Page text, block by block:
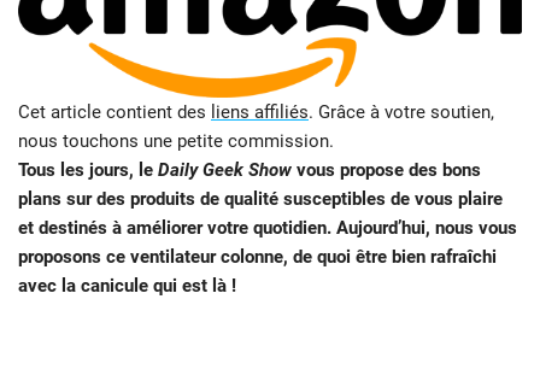
Cet article contient des liens affiliés. Grâce à votre soutien,
nous touchons une petite commission.
Tous les jours, le Daily Geek Show vous propose des bons
plans sur des produits de qualité susceptibles de vous plaire
et destinés à améliorer votre quotidien. Aujourd’hui, nous vous
proposons ce ventilateur colonne, de quoi être bien rafraîchi
avec la canicule qui est là !